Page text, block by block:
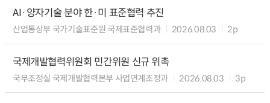
AI·양자기술 분야 한·미 표준협력 추진
산업통상부 국가기술표준원 국제표준협력과 2026.08.03 2p
국제개발협력위원회 민간위원 신규 위촉
국무조정실 국제개발협력본부 사업연계조정과 2026.08.03 3p